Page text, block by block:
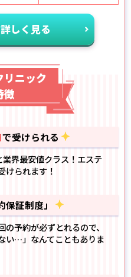
しく見る
リニック
徴
で受けられる
業界最安値クラス！エステ
けられます！
保証制度」
の予約が必ずとれるので、
い…」なんてこともありま